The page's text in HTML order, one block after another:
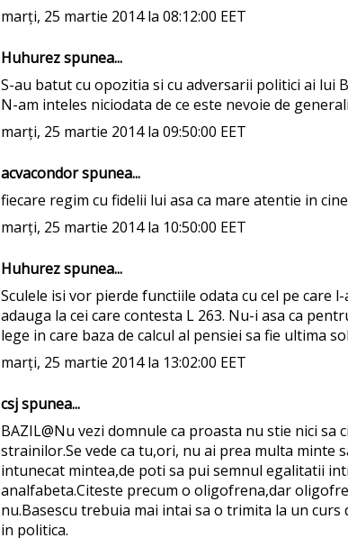
marți, 25 martie 2014 la 08:12:00 EET
Huhurez spunea...
S-au batut cu opozitia si cu adversarii politici ai lui
N-am inteles niciodata de ce este nevoie de
marți, 25 martie 2014 la 09:50:00 EET
acvacondor spunea...
fiecare regim cu fidelii lui asa ca mare atentie in
marți, 25 martie 2014 la 10:50:00 EET
Huhurez spunea...
Sculele isi vor pierde functiile odata cu cel pe care
adauga la cei care contesta L 263. Nu-i asa ca
lege in care baza de calcul al pensiei sa fie ultima
marți, 25 martie 2014 la 13:02:00 EET
csj spunea...
BAZIL@Nu vezi domnule ca proasta nu stie nici sa
strainilor.Se vede ca tu,ori, nu ai prea multa minte
intunecat mintea,de poti sa pui semnul egalitatii
analfabeta.Citeste precum o oligofrena,dar
nu.Basescu trebuia mai intai sa o trimita la un
in politica.